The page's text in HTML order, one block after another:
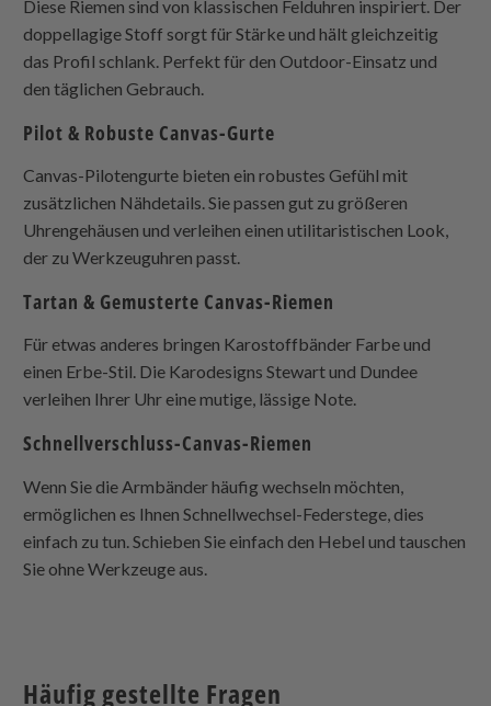
Diese Riemen sind von klassischen Felduhren inspiriert. Der
doppellagige Stoff sorgt für Stärke und hält gleichzeitig
das Profil schlank. Perfekt für den Outdoor-Einsatz und
den täglichen Gebrauch.
Pilot & Robuste Canvas-Gurte
Canvas-Pilotengurte bieten ein robustes Gefühl mit
zusätzlichen Nähdetails. Sie passen gut zu größeren
Uhrengehäusen und verleihen einen utilitaristischen Look,
der zu Werkzeuguhren passt.
Tartan & Gemusterte Canvas-Riemen
Für etwas anderes bringen Karostoffbänder Farbe und
einen Erbe-Stil. Die Karodesigns Stewart und Dundee
verleihen Ihrer Uhr eine mutige, lässige Note.
Schnellverschluss-Canvas-Riemen
Wenn Sie die Armbänder häufig wechseln möchten,
ermöglichen es Ihnen Schnellwechsel-Federstege, dies
einfach zu tun. Schieben Sie einfach den Hebel und tauschen
Sie ohne Werkzeuge aus.
Häufig gestellte Fragen